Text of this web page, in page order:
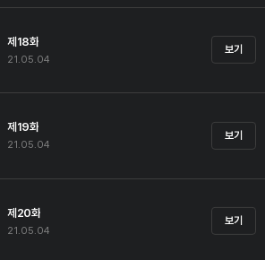
제18화
21.05.04
보기
제19화
21.05.04
보기
제20화
21.05.04
보기